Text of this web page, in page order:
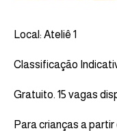
Local: Ateliê 1
Classificação
Gratuito. 15 vagas
Para crianças a